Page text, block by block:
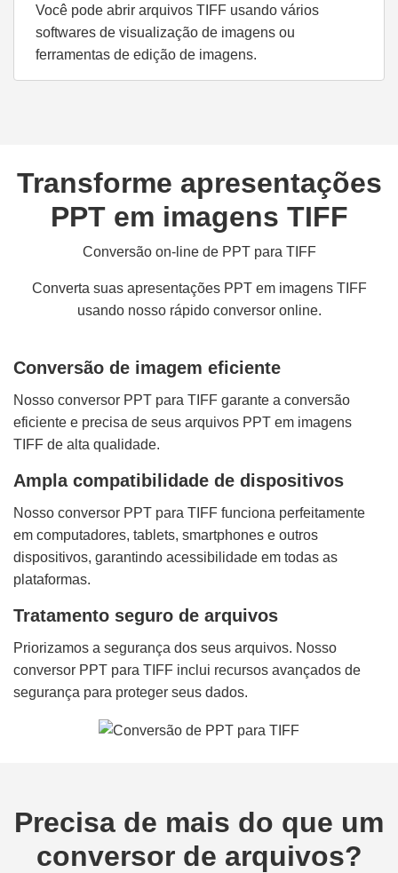
Você pode abrir arquivos TIFF usando vários
softwares de visualização de imagens ou
ferramentas de edição de imagens.
Transforme apresentações
PPT em imagens TIFF
Conversão on-line de PPT para TIFF
Converta suas apresentações PPT em imagens TIFF
usando nosso rápido conversor online.
Conversão de imagem eficiente
Nosso conversor PPT para TIFF garante a conversão
eficiente e precisa de seus arquivos PPT em imagens
TIFF de alta qualidade.
Ampla compatibilidade de dispositivos
Nosso conversor PPT para TIFF funciona perfeitamente
em computadores, tablets, smartphones e outros
dispositivos, garantindo acessibilidade em todas as
plataformas.
Tratamento seguro de arquivos
Priorizamos a segurança dos seus arquivos. Nosso
conversor PPT para TIFF inclui recursos avançados de
segurança para proteger seus dados.
Precisa de mais do que um
conversor de arquivos?